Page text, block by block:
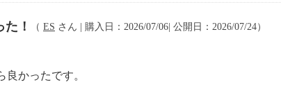
！ （ ES さん | 購入日：2026/07/06| 公開日：2026/07/24）
かったです。